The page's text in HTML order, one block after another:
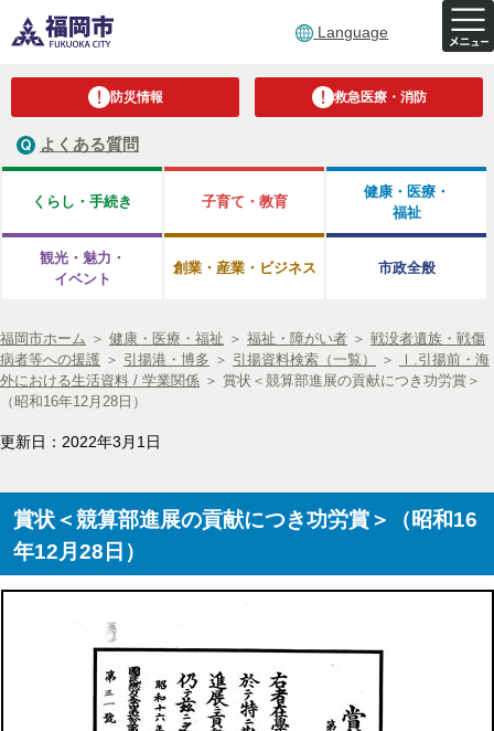
Language
防災情報 救急医療・消防
よくある質問
くらし・手続き 子育て・教育
健康・医療・
福祉
観光・魅力・
イベント
創業・産業・ビジネス 市政全般
福岡市ホーム ＞ 健康・医療・福祉 ＞ 福祉・障がい者 ＞ 戦没者遺族・戦傷
病者等への援護 ＞ 引揚港・博多 ＞ 引揚資料検索（一覧） ＞
Ⅰ.引揚前・海
外における生活資料 / 学業関係 ＞ 賞状＜競算部進展の貢献につき功労賞＞
（昭和16年12月28日）
更新日：2022年3月1日
賞状＜競算部進展の貢献につき功労賞＞（昭和16
年12月28日）